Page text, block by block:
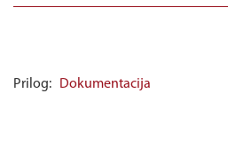
Prilog: Dokumentacija